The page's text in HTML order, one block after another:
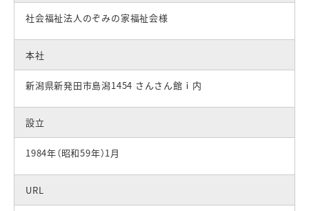
社会福祉法人のぞみの家福祉会様
本社
新潟県新発田市島潟1454 さんさん館ｉ内
設立
1984年（昭和59年）1月
URL